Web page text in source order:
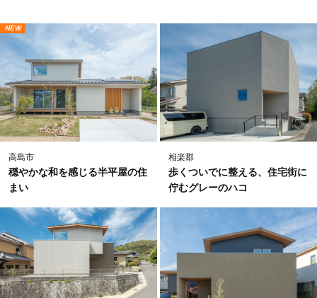
高島市
穏やかな和を感じる半平屋の住
まい
NEW
相楽郡
歩くついでに整える、住宅街に
佇むグレーのハコ